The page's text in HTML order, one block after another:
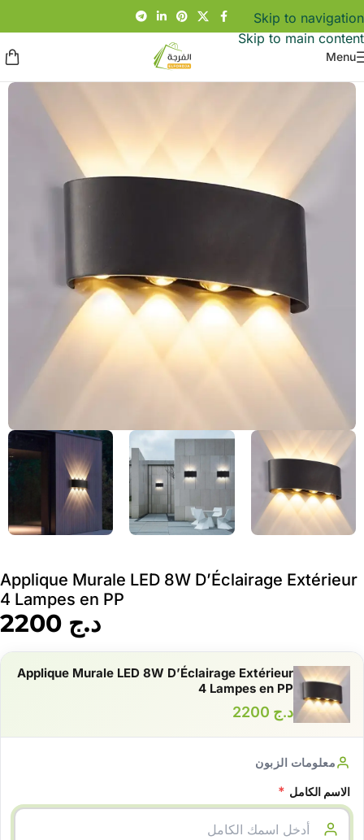
Skip to navigation
Skip to main content
Menu
Applique Murale LED 8W D’Éclairage Extérieur
4 Lampes en PP
د.ج
Applique Murale LED 8W D’Éclairage Extérieur
4 Lampes en PP
د.ج
معلومات الزبون
الاسم الكامل *